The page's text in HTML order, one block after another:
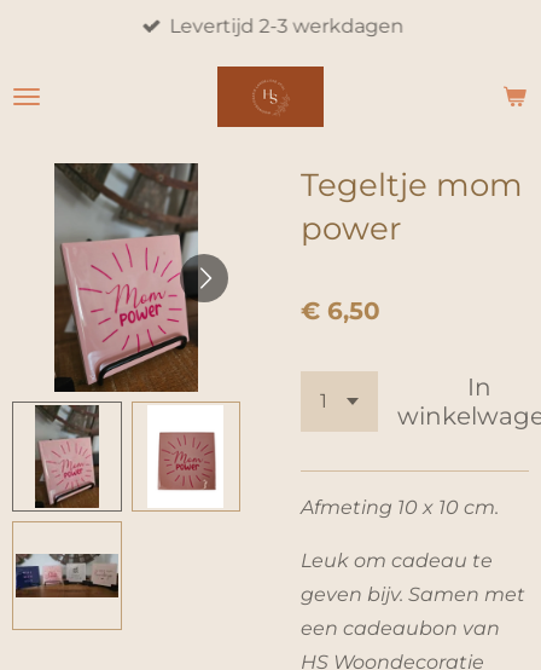
naar
hoofdinhoud
Levertijd 2-3 werkdagen
Tegeltje mom
power
€ 6,50
In
Afmeting 10 x 10 cm.
Leuk om cadeau te
geven bijv. Samen met
een cadeaubon van
HS Woondecoratie